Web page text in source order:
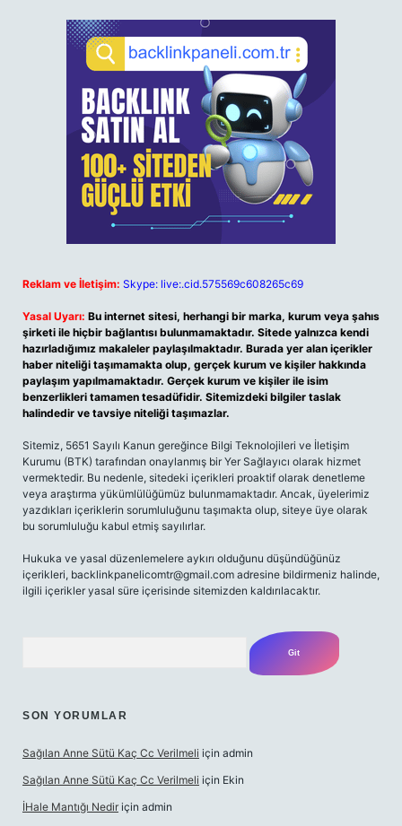
Reklam ve İletişim: Skype: live:.cid.575569c608265c69
Yasal Uyarı: Bu internet sitesi, herhangi bir marka, kurum veya şahıs
şirketi ile hiçbir bağlantısı bulunmamaktadır. Sitede yalnızca kendi
hazırladığımız makaleler paylaşılmaktadır. Burada yer alan içerikler
haber niteliği taşımamakta olup, gerçek kurum ve kişiler hakkında
paylaşım yapılmamaktadır. Gerçek kurum ve kişiler ile isim
benzerlikleri tamamen tesadüfidir. Sitemizdeki bilgiler taslak
halindedir ve tavsiye niteliği taşımazlar.
Sitemiz, 5651 Sayılı Kanun gereğince Bilgi Teknolojileri ve İletişim
Kurumu (BTK) tarafından onaylanmış bir Yer Sağlayıcı olarak hizmet
vermektedir. Bu nedenle, sitedeki içerikleri proaktif olarak denetleme
veya araştırma yükümlülüğümüz bulunmamaktadır. Ancak, üyelerimiz
yazdıkları içeriklerin sorumluluğunu taşımakta olup, siteye üye olarak
bu sorumluluğu kabul etmiş sayılırlar.
Hukuka ve yasal düzenlemelere aykırı olduğunu düşündüğünüz
içerikleri, backlinkpanelicomtr@gmail.com adresine bildirmeniz halinde,
ilgili içerikler yasal süre içerisinde sitemizden kaldırılacaktır.
SON YORUMLAR
Sağılan Anne Sütü Kaç Cc Verilmeli için admin
Sağılan Anne Sütü Kaç Cc Verilmeli için Ekin
İHale Mantığı Nedir için admin